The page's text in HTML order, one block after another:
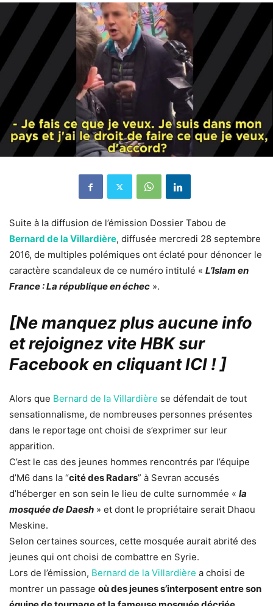
Suite à la diffusion de l’émission Dossier Tabou de
Bernard de la Villardière, diffusée mercredi 28 septembre
2016, de multiples polémiques ont éclaté pour dénoncer le
caractère scandaleux de ce numéro intitulé « L’Islam en
France : La république en échec ».
[Ne manquez plus aucune info
et rejoignez vite HBK sur
Facebook en cliquant ICI !]
Alors que Bernard de la Villardière se défendait de tout
sensationnalisme, de nombreuses personnes présentes
dans le reportage ont choisi de s’exprimer sur leur
apparition.
C’est le cas des jeunes hommes rencontrés par l’équipe
d’M6 dans la “cité des Radars” à Sevran accusés
d’héberger en son sein le lieu de culte surnommée « la
mosquée de Daesh » et dont le propriétaire serait Dhaou
Meskine.
Selon certaines sources, cette mosquée aurait abrité des
jeunes qui ont choisi de combattre en Syrie.
Lors de l’émission, Bernard de la Villardière a choisi de
montrer un passage où des jeunes s’interposent entre son